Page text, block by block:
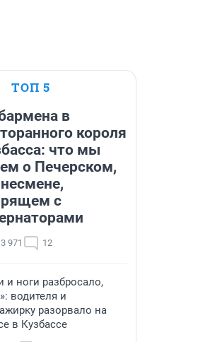
ТОП 5
в
короля
что мы
о Печерском,
с
971 12
и ноги разбросало,
водителя и
разорвало на
в Кузбассе